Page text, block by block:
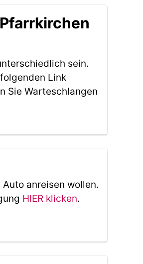
sein.
Link
Sie Warteschlangen
anreisen wollen.
HIER klicken.